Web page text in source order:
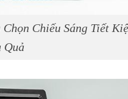
Chiếu Sáng Tiết
Quả